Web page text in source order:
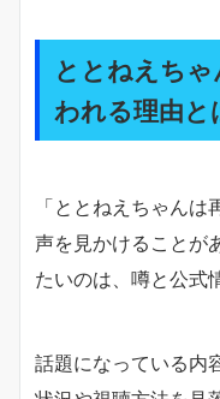
ととねえち
われる理由と
「ととねえちゃん
声を見かけることが
たいのは、噂と公式
話題になっている内